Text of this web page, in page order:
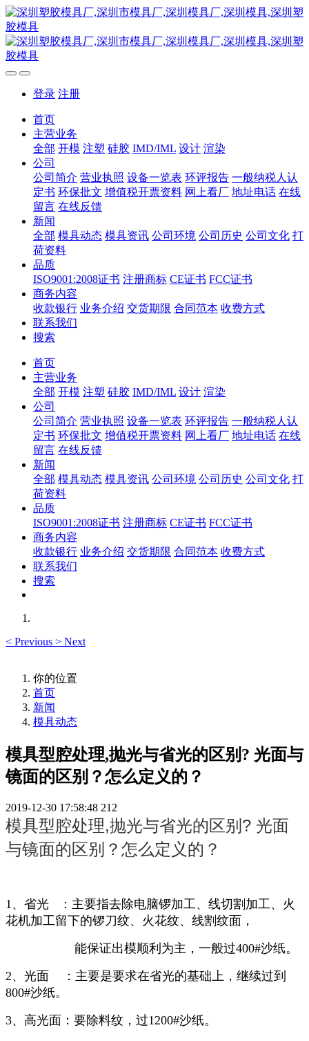
登录 注册
首页
主营业务
全部 开模 注塑 硅胶 IMD/IML 设计 渲染
公司
公司简介 营业执照 设备一览表 环评报告 一般纳税人认
定书 环保批文 增值税开票资料 网上看厂 地址电话 在线
留言 在线反馈
新闻
全部 模具动态 模具资讯 公司环境 公司历史 公司文化 打
荷资料
品质
ISO9001:2008证书 注册商标 CE证书 FCC证书
商务内容
收款银行 业务介绍 交货期限 合同范本 收费方式
联系我们
搜索
首页
主营业务
全部 开模 注塑 硅胶 IMD/IML 设计 渲染
公司
公司简介 营业执照 设备一览表 环评报告 一般纳税人认
定书 环保批文 增值税开票资料 网上看厂 地址电话 在线
留言 在线反馈
新闻
全部 模具动态 模具资讯 公司环境 公司历史 公司文化 打
荷资料
品质
ISO9001:2008证书 注册商标 CE证书 FCC证书
商务内容
收款银行 业务介绍 交货期限 合同范本 收费方式
联系我们
搜索
< Previous > Next
你的位置
首页
新闻
模具动态
模具型腔处理,抛光与省光的区别? 光面与
镜面的区别？怎么定义的？
2019-12-30 17:58:48 212
模具型腔处理,抛光与省光的区别? 光面
与镜面的区别？怎么定义的？
1、省光 ：主要指去除电脑锣加工、线切割加工、火
花机加工留下的锣刀纹、火花纹、线割纹面，
能保证出模顺利为主，一般过400#沙纸。
2、光面 ：主要是要求在省光的基础上，继续过到
800#沙纸。
3、高光面：要除料纹，过1200#沙纸。